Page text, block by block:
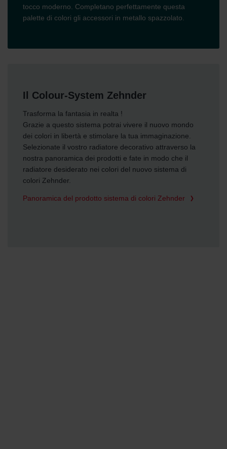
tocco moderno. Completano perfettamente questa
palette di colori gli accessori in metallo spazzolato.
Il Colour-System Zehnder
Trasforma la fantasia in realta !
Grazie a questo sistema potrai vivere il nuovo mondo
dei colori in libertà e stimolare la tua immaginazione.
Selezionate il vostro radiatore decorativo attraverso la
nostra panoramica dei prodotti e fate in modo che il
radiatore desiderato nei colori del nuovo sistema di
colori Zehnder.
Panoramica del prodotto sistema di colori Zehnder